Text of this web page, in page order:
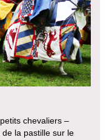
chevaliers –
la pastille sur le